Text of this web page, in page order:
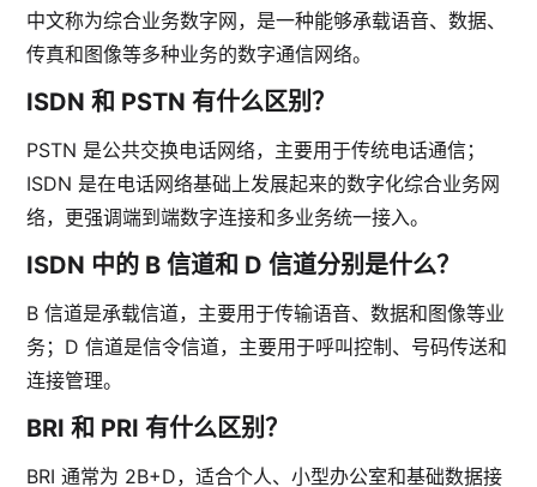
中文称为综合业务数字网，是一种能够承载语音、数据、
传真和图像等多种业务的数字通信网络。
ISDN 和 PSTN 有什么区别？
PSTN 是公共交换电话网络，主要用于传统电话通信；
ISDN 是在电话网络基础上发展起来的数字化综合业务网
络，更强调端到端数字连接和多业务统一接入。
ISDN 中的 B 信道和 D 信道分别是什么？
B 信道是承载信道，主要用于传输语音、数据和图像等业
务；D 信道是信令信道，主要用于呼叫控制、号码传送和
连接管理。
BRI 和 PRI 有什么区别？
BRI 通常为 2B+D，适合个人、小型办公室和基础数据接